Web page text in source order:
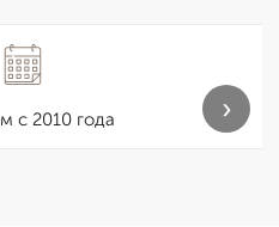
с 2010 года ›